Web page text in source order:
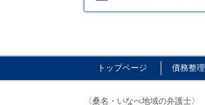
トップページ 債務整理
〈桑名・いなべ地域の弁護士〉